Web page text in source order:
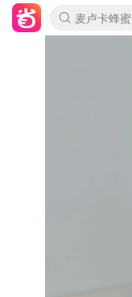
Prada/Miu